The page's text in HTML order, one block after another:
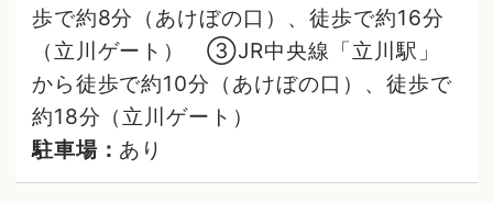
歩で約8分（あけぼの口）、徒歩で約16分
（立川ゲート） ③JR中央線「立川駅」
から徒歩で約10分（あけぼの口）、徒歩で
約18分（立川ゲート）
駐車場： あり